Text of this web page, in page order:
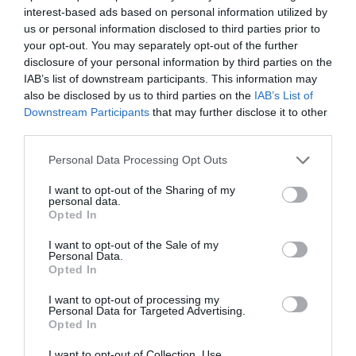
interest-based ads based on personal information utilized by
us or personal information disclosed to third parties prior to
your opt-out. You may separately opt-out of the further
disclosure of your personal information by third parties on the
IAB’s list of downstream participants. This information may
also be disclosed by us to third parties on the IAB’s List of
Downstream Participants that may further disclose it to other
Personal Data Processing Opt Outs
I want to opt-out of the Sharing of my
personal data.
Opted In
I want to opt-out of the Sale of my
Personal Data.
Opted In
I want to opt-out of processing my
Personal Data for Targeted Advertising.
Opted In
intermedia de la no vida antes de la muerte, o la no
muerte en vida, tiene esas cosas. Es un proceso de
desconcierto en el que uno comienza a dejar de estar
vivo sin haber muerto tal como nuestra sociedad
entiende que es la muerte. Es un tiempo en el que los
objetivos (o las posibilidades de la farmacoterapia, más
sufrimiento del paciente, que no llore, que no llegue a
ese estado de angustia y desolación como el que llevó a
María a la farmacia.
La vida a través de una consulta, a través incluso de un
mostrador. El privilegio de ser farmacéutico y
barrio. Aprender a envejecer con ellos, a anticipar lo que
un día, si es que vivimos lo suficiente, nos sucederá a